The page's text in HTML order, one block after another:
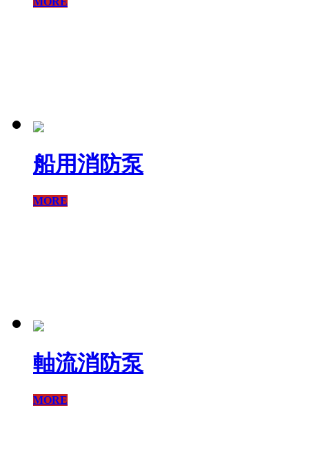
船用消防泵
MORE
軸流消防泵
MORE